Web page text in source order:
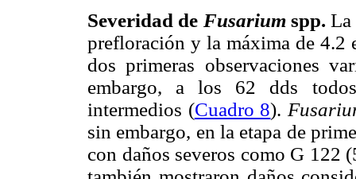
Severidad de Fusariumspp.La
prefloración y la máxima de 4.2
dos primeras observaciones
embargo, a los 62 dds
intermedios (Cuadro 8).
sin embargo, en la etapa de
con daños severos como G